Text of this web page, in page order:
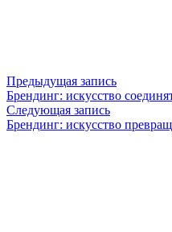
Навигация
по
записям
Предыдущая запись
запись:
Брендинг: искусство
Следующая записьСледующая
запись:
Брендинг: искусство